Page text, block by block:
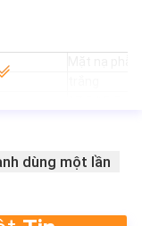
Bịt kín, nhiệt
dùng một lần